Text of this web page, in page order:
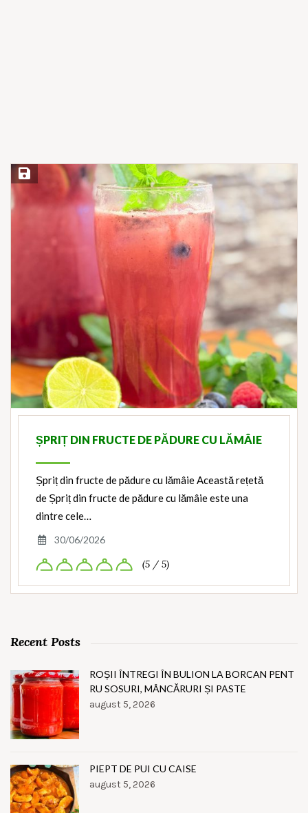
Save Recipe
ȘPRIȚ DIN FRUCTE DE PĂDURE CU LĂMÂIE
Șpriț din fructe de pădure cu lămâie Această rețetă
de Șpriț din fructe de pădure cu lămâie este una
dintre cele…
30/06/2026
(5 / 5)
Recent Posts
ROȘII ÎNTREGI ÎN BULION LA BORCAN PENT
RU SOSURI, MÂNCĂRURI ȘI PASTE
august 5, 2026
PIEPT DE PUI CU CAISE
august 5, 2026